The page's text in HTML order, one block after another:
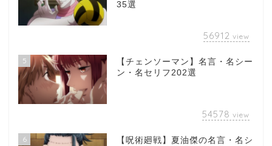
35選
56912 view
5
【チェンソーマン】名言・名シー
ン・名セリフ202選
54578 view
6
【呪術廻戦】夏油傑の名言・名シ